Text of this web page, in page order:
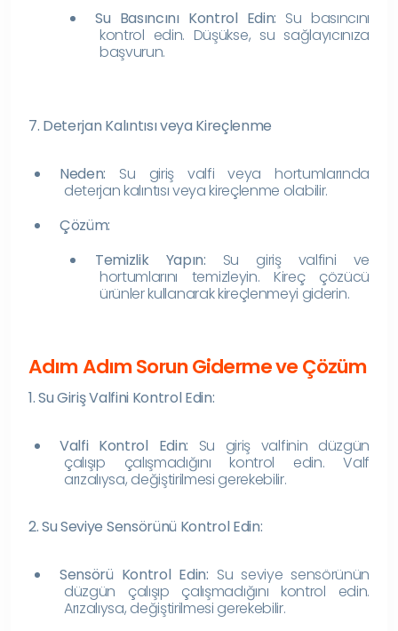
Su Basıncını Kontrol Edin: Su basıncını
kontrol edin. Düşükse, su sağlayıcınıza
başvurun.
7. Deterjan Kalıntısı veya Kireçlenme
Neden: Su giriş valfi veya hortumlarında
deterjan kalıntısı veya kireçlenme olabilir.
Çözüm:
Temizlik Yapın: Su giriş valfini ve
hortumlarını temizleyin. Kireç çözücü
ürünler kullanarak kireçlenmeyi giderin.
Adım Adım Sorun Giderme ve Çözüm
1. Su Giriş Valfini Kontrol Edin:
Valfi Kontrol Edin: Su giriş valfinin düzgün
çalışıp çalışmadığını kontrol edin. Valf
arızalıysa, değiştirilmesi gerekebilir.
2. Su Seviye Sensörünü Kontrol Edin:
Sensörü Kontrol Edin: Su seviye sensörünün
düzgün çalışıp çalışmadığını kontrol edin.
Arızalıysa, değiştirilmesi gerekebilir.